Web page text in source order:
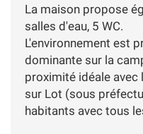
La maison propose
salles d'eau, 5 WC.
L'environnement est
dominante sur la
proximité idéale avec
sur Lot (sous
habitants avec tous